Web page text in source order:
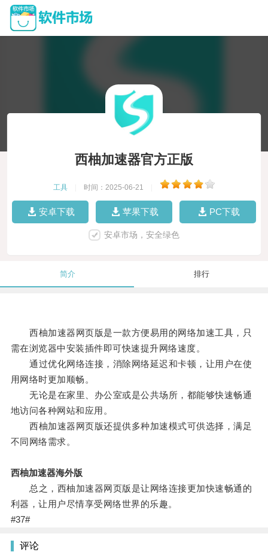
西柚加速器官方正版
工具 时间：2025-06-21
安卓下载 苹果下载 PC下载
安卓市场，安全绿色
简介 排行
西柚加速器网页版是一款方便易用的网络加速工具，只
需在浏览器中安装插件即可快速提升网络速度。
通过优化网络连接，消除网络延迟和卡顿，让用户在使
用网络时更加顺畅。
无论是在家里、办公室或是公共场所，都能够快速畅通
地访问各种网站和应用。
西柚加速器网页版还提供多种加速模式可供选择，满足
不同网络需求。
西柚加速器海外版
总之，西柚加速器网页版是让网络连接更加快速畅通的
利器，让用户尽情享受网络世界的乐趣。
#37#
评论